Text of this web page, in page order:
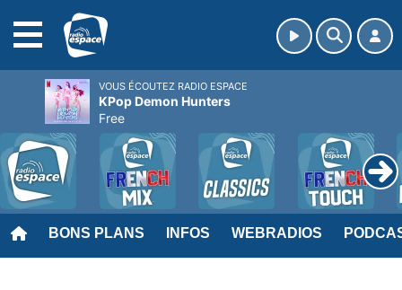
BONS PLANS INFOS WEBRADIOS
VOUS ÉCOUTEZ RADIO ESPACE
KPop Demon Hunters
Free